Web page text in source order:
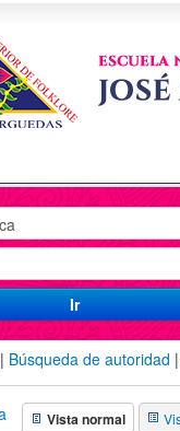
Ir
Búsqueda de autoridad
Vista normal